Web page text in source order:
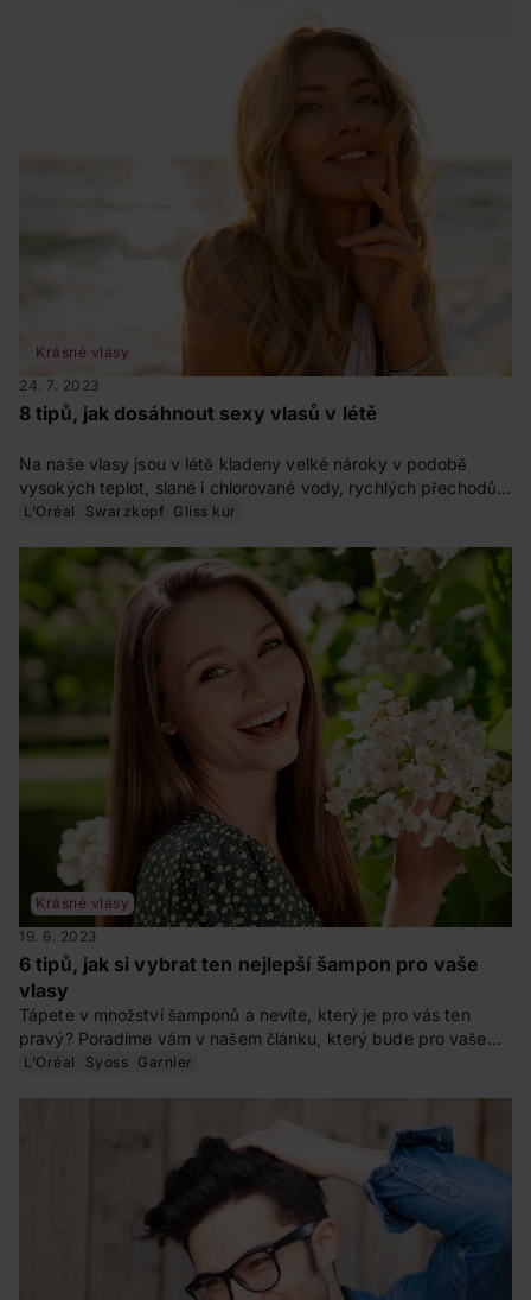
Krásné vlasy
24. 7. 2023
8 tipů, jak dosáhnout sexy vlasů v létě
Na naše vlasy jsou v létě kladeny velké nároky v podobě
vysokých teplot, slané i chlorované vody, rychlých přechodů z
vysokých teplot do klimatizace, pocení a ostrých slunečních
na to, vám poradíme – stačí dodržovat našich 8 tipů.
L‘Oréal Swarzkopf Gliss kur
Krásné vlasy
19. 6. 2023
6 tipů, jak si vybrat ten nejlepší šampon pro vaše
vlasy
Tápete v množství šamponů a nevíte, který je pro vás ten
pravý? Poradíme vám v našem článku, který bude pro vaše
vlasy a vaši vlasovou pokožku ten nejvhodnější. Dopřejte
L‘Oréal Syoss Garnier